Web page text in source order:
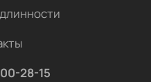
28-15